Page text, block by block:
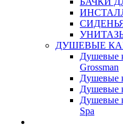
ДУШЕВЫЕ
Душевые
Grossman
Душевые
Душевые
Душевые
Spa